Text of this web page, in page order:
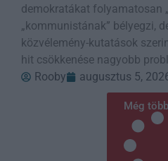
demokratákat folyamatosan
„kommunistának” bélyegzi,
közvélemény-kutatások
hit csökkenése nagyobb
Rooby
augusztus 5,
Még